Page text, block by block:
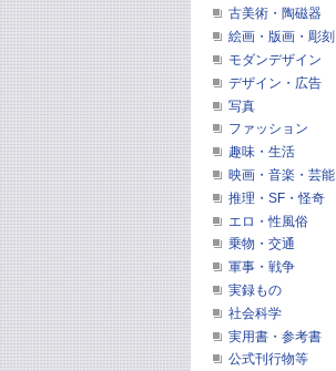
古美術・陶磁器
絵画・版画・彫刻
モダンデザイン
デザイン・広告
写真
ファッション
趣味・生活
映画・音楽・芸能
推理・SF・怪奇
エロ・性風俗
乗物・交通
軍事・戦争
実録もの
社会科学
実用書・参考書
公式刊行物等